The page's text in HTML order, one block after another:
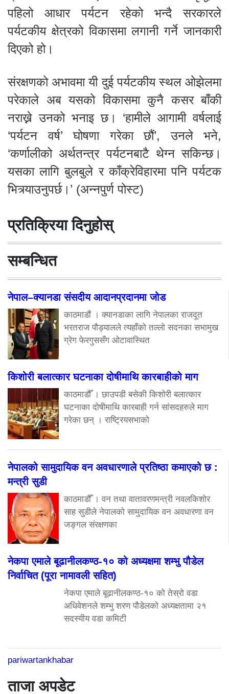
पहिलो आधार पर्यटन रहेको भन्दै सरकारले
पर्यटकीय क्षेत्रको विकासमा लगानी गर्ने जानकारी
दिएको हो।
संरक्षणको अभावमा यी दुई पर्यटकीय स्थल ओझेलमा
परेकाले अब यसको विकासमा कुनै कसर बाँकी
नराख्ने उनको भनाइ छ। ‘हामीले आगामी वर्षलाई
‘पर्यटन वर्ष’ घोषणा गरेका छौं’, उनले भने,
‘कर्णालीको अर्थतन्त्र पर्यटनबाटै थेग्न सकिन्छ।
यसका लागि बुलबुले र काँक्रेविहारमा पनि पर्यटक
भित्र्याउनुपर्छ।’ (अन्नपुर्ण पोस्ट)
प्रतिक्रिया दिनुहोस्
सम्बन्धित
नेपाल–क्यानडा संसदीय आदानप्रदानमा जोड
काठमाडौं । क्यानडाका लागि नेपालका राजदूत
भरतराज पौड्यालले त्यहाँको तल्लो सदनका सभामुख
ग्रेग फेरगुससँग ओटावास्थित
किशोरी बलात्कार घटनाका दोषीमाथि कारबाहीको माग
काठमाडौँ । छाउपडी बसेकी किशोरी बलात्कार
घटनाका दोषीमाथि कारबाही गर्न सांसदहरुले माग
गरेका छन् । राष्ट्रियसभाको
नेपालको सामुदायिक वन अवधारणाले प्रतिष्ठा कमाएको छ :
मन्त्री सुडी
काठमाडौँ । वन तथा वातावरणमन्त्री नवलकिशोर
साह सुडीले नेपालको सामुदायिक वन अवधारणा वन
जङ्गल संरक्षणका
नेकपा एमाले बूढानीलकण्ठ-१० को अध्यक्षमा शम्भु पौडेल
निर्वाचित (पूरा नामावली सहित)
नेकपा एमाले बूढानीलकण्ठ-१० को तेस्रो वडा
अधिवेशनले शम्भु शरण पौडेलको अध्यक्षतामा २१
सदस्यीय वडा कमिटी
pariwartankhabar
ताजा अपडेट